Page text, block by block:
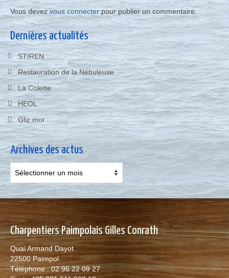
Vous devezvous connecter pour publier un commentaire.
Dernières actualités
STIREN
Restauration de la Nébuleuse
La Colette
HEOL
Gliz mor
Archives des actus
Archives
des
Charpentiers Paimpolais Gilles Conrath
Quai Armand Dayot
22500 Paimpol
Téléphone : 02 96 22 09 27